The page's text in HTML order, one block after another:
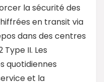
la sécurité des
en transit via
dans des centres
II. Les
quotidiennes
et la